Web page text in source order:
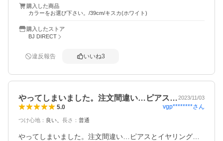
購入した商品
カラーをお選び下さい。/39cm/キスカ(ホワイト)
購入したストア
BJ DIRECT
違反報告 いいね3
やってしまいました。注文間違い…ピアス…2023/11/03
5.0 vgp********さん
つけ心地 ： 良い 長さ ： 普通
やってしまいました。注文間違い…ピアスとイヤリング…